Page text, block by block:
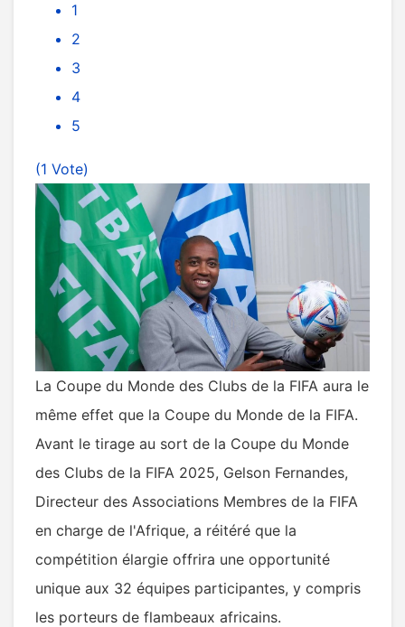
1
2
3
4
5
(1 Vote)
La Coupe du Monde des Clubs de la FIFA aura le
même effet que la Coupe du Monde de la FIFA.
Avant le tirage au sort de la Coupe du Monde
des Clubs de la FIFA 2025, Gelson Fernandes,
Directeur des Associations Membres de la FIFA
en charge de l'Afrique, a réitéré que la
compétition élargie offrira une opportunité
unique aux 32 équipes participantes, y compris
les porteurs de flambeaux africains.